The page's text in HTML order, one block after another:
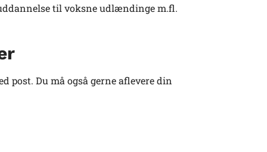
til voksne udlændinge m.fl.
post. Du må også gerne aflevere din